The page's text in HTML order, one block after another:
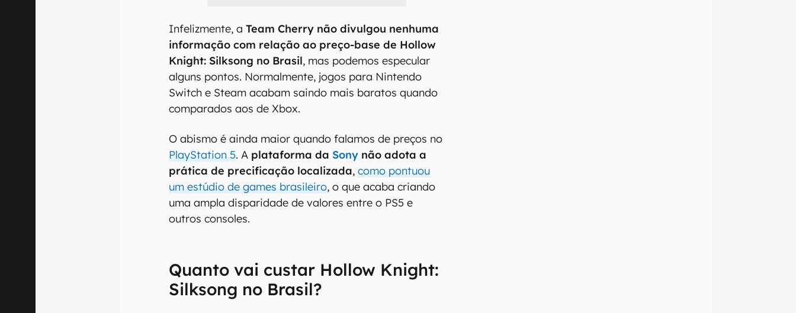
Infelizmente, aTeam Cherry não divulgou nenhuma
informação com relação ao preço-base de Hollow
Knight: Silksong no Brasil, mas podemos especular
alguns pontos. Normalmente, jogos para Nintendo
Switch e Steam acabam saindo mais baratos quando
comparados aos de Xbox.
O abismo é ainda maior quando falamos de preços no
PlayStation 5. A plataforma daSony não adota a
prática de precificação localizada,como pontuou
um estúdio de games brasileiro, o que acaba criando
uma ampla disparidade de valores entre o PS5 e
outros consoles.
Quanto vai custar Hollow Knight:
Silksong no Brasil?